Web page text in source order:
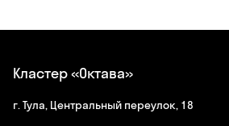
Кластер «Октава»
г. Тула, Центральный переулок, 18